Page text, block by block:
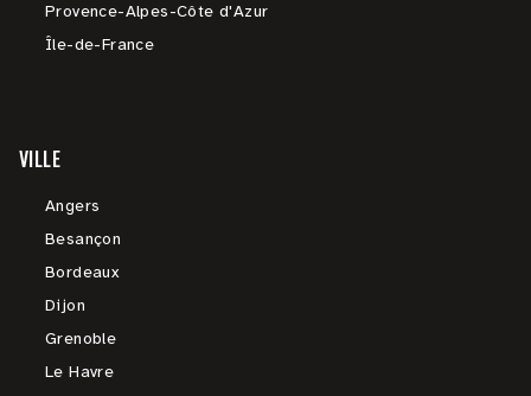
Provence-Alpes-Côte d'Azur
Île-de-France
VILLE
Angers
Besançon
Bordeaux
Dijon
Grenoble
Le Havre